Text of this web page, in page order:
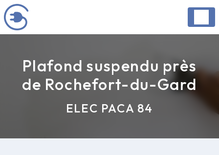
Plafond suspendu près
de Rochefort-du-Gard
ELEC PACA 84
Panneau de gestion des cookies